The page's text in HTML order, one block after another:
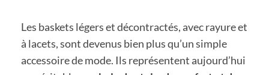
Les baskets légers et décontractés, avec rayure et
à lacets, sont devenus bien plus qu’un simple
accessoire de mode. Ils représentent aujourd’hui